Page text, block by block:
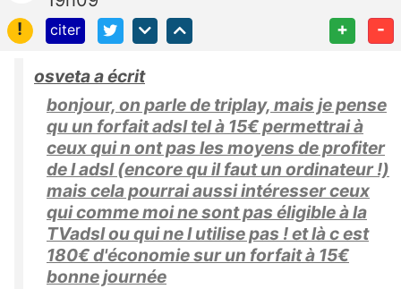
!
citer + -
osveta a écrit
bonjour, on parle de triplay, mais je pense
qu un forfait adsl tel à 15€ permettrai à
ceux qui n ont pas les moyens de profiter
de l adsl (encore qu il faut un ordinateur !)
mais cela pourrai aussi intéresser ceux
qui comme moi ne sont pas éligible à la
TVadsl ou qui ne l utilise pas ! et là c est
180€ d'économie sur un forfait à 15€
bonne journée